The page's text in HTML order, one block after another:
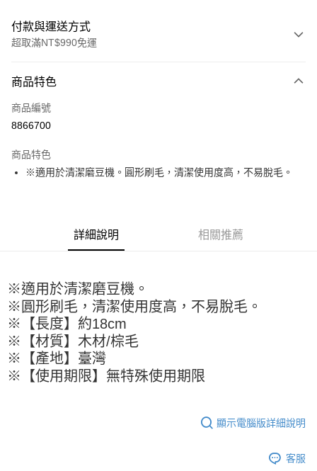
付款與運送方式
超取滿NT$990免運
信用卡一次付款
超商取貨付款
Apple Pay
相關說明
【關於「AFTEE先享後付」】
AFTEE先享後付是「在收到商品之後才付款」的支付方式。 讓您購物簡單
便利好安心！
１．簡單：不需註冊會員、不需綁卡、不需儲值。
２．便利：只要手機號碼，簡訊認證，即可結帳。
３．安心：先確認商品／服務後，再付款。
結帳頁面，進行簡訊認證並確認金額後，即可完成結帳。
ATM付款
運送方式
全家取貨付款-重量限制含紙箱10kg，請控制商品重量在9~9.5
商品特色
商品編號
8866700
商品特色
※適用於清潔磨豆機。圓形刷毛，清潔使用度高，不易脫毛。
詳細說明 相關推薦
※適用於清潔磨豆機。
※圓形刷毛，清潔使用度高，不易脫毛。
※【長度】約18cm
※【材質】木材/棕毛
※【產地】臺灣
※【使用期限】無特殊使用期限
顯示電腦版詳細說明
客服